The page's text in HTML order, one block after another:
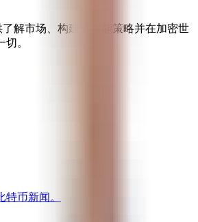
了解市场、构建更智能策略并在加密世
。
币新闻。